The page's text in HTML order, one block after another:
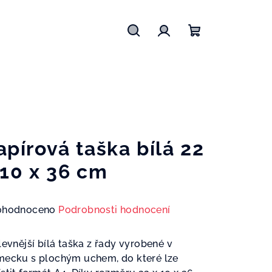
taška bílá 22
x 36 cm
Podrobnosti hodnocení
bílá taška z řady vyrobené v
s plochým uchem, do které lze